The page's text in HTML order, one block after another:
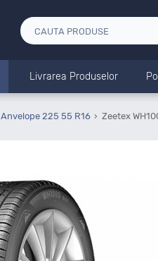
Livrarea Produselor
Anvelope 225 55 R16 Zeetex